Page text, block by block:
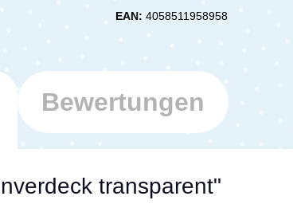
EAN:4058511958958
Bewertungen
transparent"